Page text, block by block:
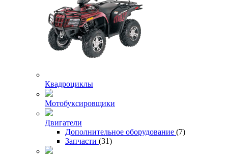
Квадроциклы
Мотобуксировщики
Двигатели
Дополнительное оборудование (7)
Запчасти (31)